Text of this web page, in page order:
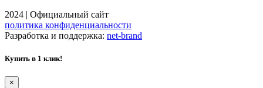
2024 | Официальный сайт
политика конфиденциальности
Разработка и поддержка: net-brand
Купить в 1 клик!
×